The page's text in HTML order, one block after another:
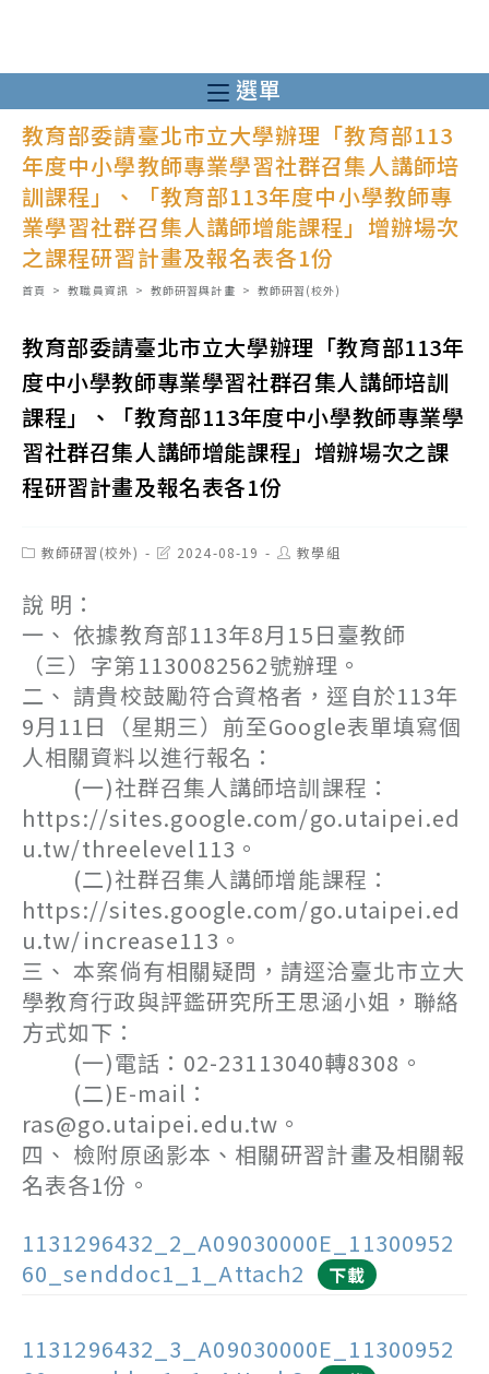
至
主
要
內
容
選單
教育部委請臺北市立大學辦理「教育部113
年度中小學教師專業學習社群召集人講師培
訓課程」、「教育部113年度中小學教師專
業學習社群召集人講師增能課程」增辦場次
之課程研習計畫及報名表各1份
首頁 > 教職員資訊 > 教師研習與計畫 > 教師研習(校外)
教育部委請臺北市立大學辦理「教育部113年
度中小學教師專業學習社群召集人講師培訓
課程」、「教育部113年度中小學教師專業學
習社群召集人講師增能課程」增辦場次之課
程研習計畫及報名表各1份
Post教師研習(校外)
Post2024-08-19
Post教學組
說 明：
一、 依據教育部113年8月15日臺教師
（三）字第1130082562號辦理。
二、 請貴校鼓勵符合資格者，逕自於113年
9月11日（星期三）前至Google表單填寫個
人相關資料以進行報名：
(一)社群召集人講師培訓課程：
https://sites.google.com/go.utaipei.ed
u.tw/threelevel113。
(二)社群召集人講師增能課程：
https://sites.google.com/go.utaipei.ed
u.tw/increase113。
三、 本案倘有相關疑問，請逕洽臺北市立大
學教育行政與評鑑研究所王思涵小姐，聯絡
方式如下：
(一)電話：02-23113040轉8308。
(二)E-mail：
ras@go.utaipei.edu.tw。
四、 檢附原函影本、相關研習計畫及相關報
名表各1份。
1131296432_2_A09030000E_11300952
60_senddoc1_1_Attach2
下載
1131296432_3_A09030000E_11300952